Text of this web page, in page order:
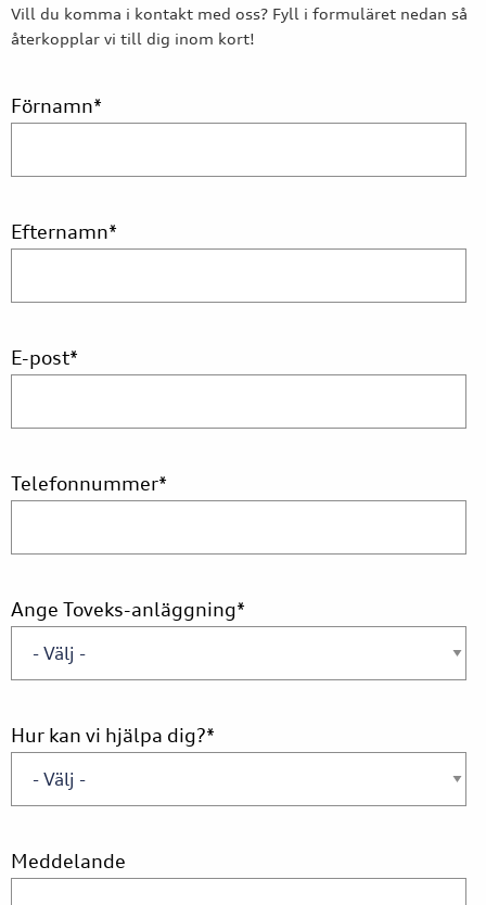
Vill du komma i kontakt med oss? Fyll i formuläret nedan så
återkopplar vi till dig inom kort!
Förnamn*
Efternamn*
E-post*
Telefonnummer*
Ange Toveks-anläggning*
Hur kan vi hjälpa dig?*
Meddelande